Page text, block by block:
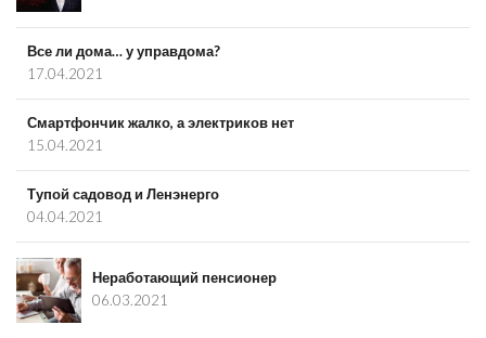
Все ли дома… у управдома?
17.04.2021
Смартфончик жалко, а электриков нет
15.04.2021
Тупой садовод и Ленэнерго
04.04.2021
Неработающий пенсионер
06.03.2021